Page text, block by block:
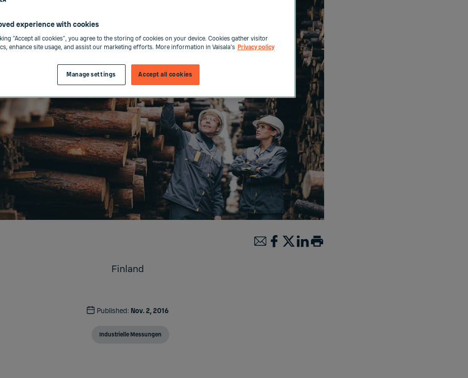
Finland
Published: Nov. 2, 2016
Industrielle Messungen
experience with cookies
“Accept all cookies”, you agree to the storing of cookies on your device. Cookies gather visitor
enhance site usage, and assist our marketing efforts. More information in Vaisala's Privacy policy
Accept all cookies
Manage settings